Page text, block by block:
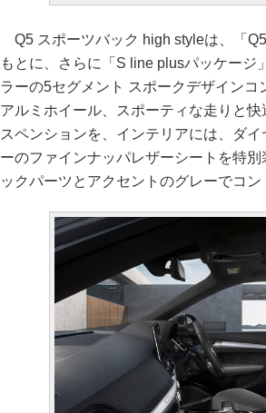
Q5 スポーツバック high styleは、「
もとに、さらに「S line plusパッケージ
ラーの5セグメント スポークデザイン
アルミホイール、スポーティな走りと
スペンションを、インテリアには、ダ
ーのファインナッパレザーシートを特
ックパーツとアクセントのグレーでコン